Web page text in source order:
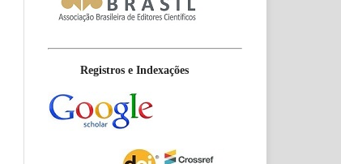
Registros e Indexações